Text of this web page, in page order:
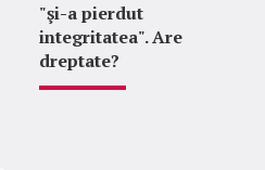
"şi-a pierdut
integritatea". Are
dreptate?